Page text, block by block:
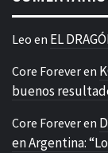
Leo en EL
Core Foreveren
buenos
Core Foreveren
en Argentina: